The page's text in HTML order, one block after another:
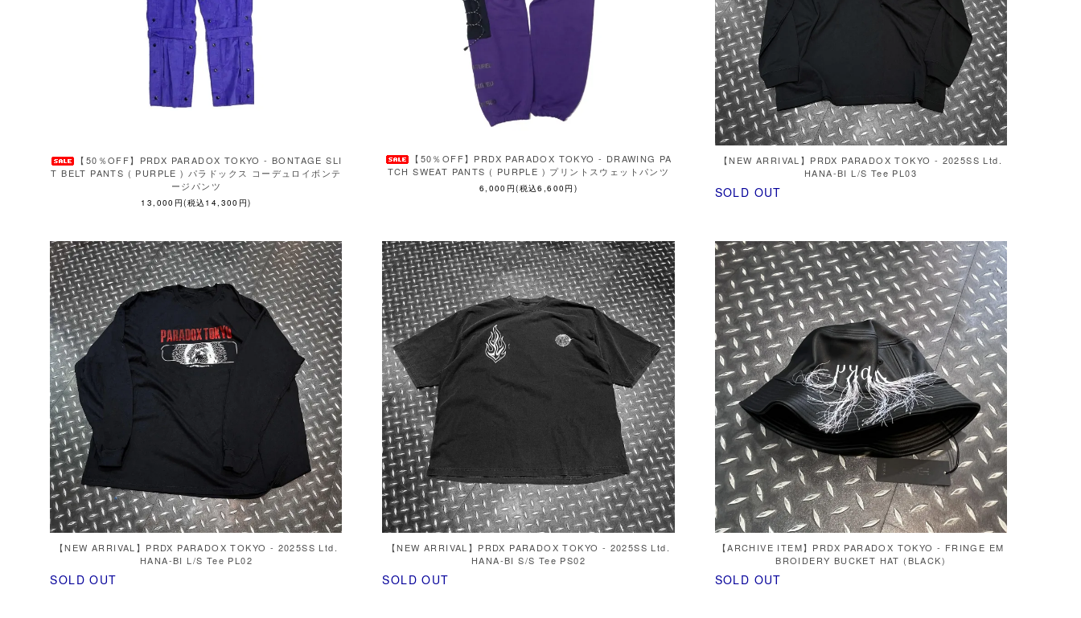
【50％OFF】PRDX PARADOX TOKYO - BONTAGE SLI
T BELT PANTS ( PURPLE ) パラドックス コーデュロイボンテ
ージパンツ
13,000円(税込14,300円)
【50％OFF】PRDX PARADOX TOKYO - DRAWING PA
TCH SWEAT PANTS ( PURPLE ) プリントスウェットパンツ
6,000円(税込6,600円)
【NEW ARRIVAL】PRDX PARADOX TOKYO - 2025SS Ltd.
HANA-BI L/S Tee PL03
SOLD OUT
【NEW ARRIVAL】PRDX PARADOX TOKYO - 2025SS Ltd.
HANA-BI L/S Tee PL02
SOLD OUT
【NEW ARRIVAL】PRDX PARADOX TOKYO - 2025SS Ltd.
HANA-BI S/S Tee PS02
SOLD OUT
【ARCHIVE ITEM】PRDX PARADOX TOKYO - FRINGE EM
BROIDERY BUCKET HAT (BLACK)
SOLD OUT